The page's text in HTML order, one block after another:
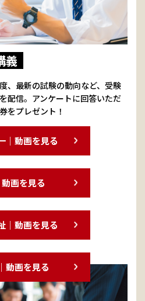
義
、最新の試験の動向など、受験
配信。アンケートに回答いただ
をプレゼント！
｜動画を見る
画を見る
｜動画を見る
動画を見る